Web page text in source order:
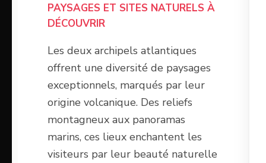
PAYSAGES ET SITES NATURELS À
DÉCOUVRIR
Les deux archipels atlantiques
offrent une diversité de paysages
exceptionnels, marqués par leur
origine volcanique. Des reliefs
montagneux aux panoramas
marins, ces lieux enchantent les
visiteurs par leur beauté naturelle